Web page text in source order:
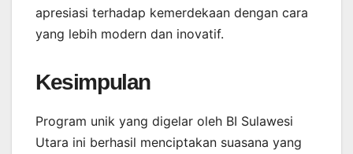
apresiasi terhadap kemerdekaan dengan cara
yang lebih modern dan inovatif.
Kesimpulan
Program unik yang digelar oleh BI Sulawesi
Utara ini berhasil menciptakan suasana yang